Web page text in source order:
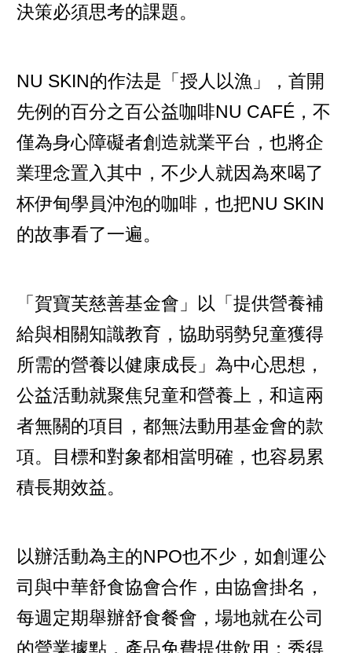
決策必須思考的課題。
NU SKIN的作法是「授人以漁」，首開
先例的百分之百公益咖啡NU CAFÉ，不
僅為身心障礙者創造就業平台，也將企
業理念置入其中，不少人就因為來喝了
杯伊甸學員沖泡的咖啡，也把NU SKIN
的故事看了一遍。
「賀寶芙慈善基金會」以「提供營養補
給與相關知識教育，協助弱勢兒童獲得
所需的營養以健康成長」為中心思想，
公益活動就聚焦兒童和營養上，和這兩
者無關的項目，都無法動用基金會的款
項。目標和對象都相當明確，也容易累
積長期效益。
以辦活動為主的NPO也不少，如創運公
司與中華舒食協會合作，由協會掛名，
每週定期舉辦舒食餐會，場地就在公司
的營業據點，產品免費提供飲用；秀得